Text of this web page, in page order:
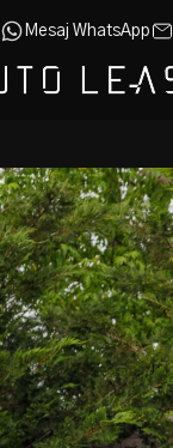
Mesaj WhatsApp